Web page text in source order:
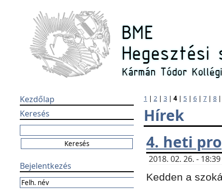
Kezdőlap
Keresés
Bejelentkezés
1 | 2 | 3 | 4| 5 | 6 | 7 | 8
Hírek
4. heti
2018. 02. 26. -
Kedden a